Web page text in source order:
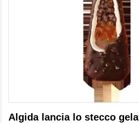
Algida lancia lo stecco